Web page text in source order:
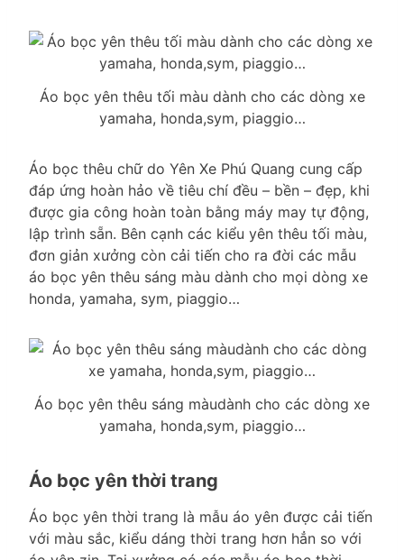
Áo bọc yên thêu tối màu dành cho các dòng xe
yamaha, honda,sym, piaggio…
Áo bọc thêu chữ do Yên Xe Phú Quang cung cấp
đáp ứng hoàn hảo về tiêu chí đều – bền – đẹp, khi
được gia công hoàn toàn bằng máy may tự động,
lập trình sẵn. Bên cạnh các kiểu yên thêu tối màu,
đơn giản xưởng còn cải tiến cho ra đời các mẫu
áo bọc yên thêu sáng màu dành cho mọi dòng xe
honda, yamaha, sym, piaggio…
Áo bọc yên thêu sáng màudành cho các dòng xe
yamaha, honda,sym, piaggio…
Áo bọc yên thời trang
Áo bọc yên thời trang là mẫu áo yên được cải tiến
với màu sắc, kiểu dáng thời trang hơn hẳn so với